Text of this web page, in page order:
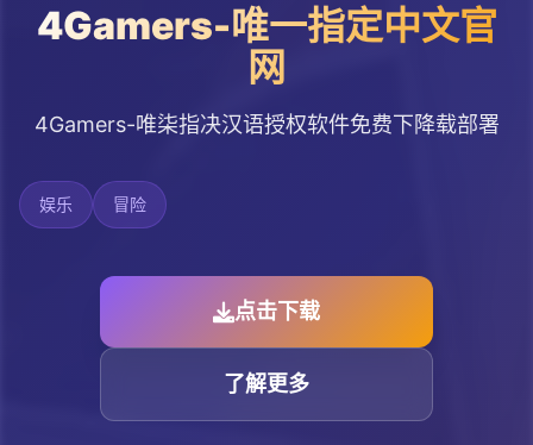
4Gamers-唯一指定中文官
网
4Gamers-唯柒指决汉语授权软件免费下降载部署
娱乐 冒险
点击下载
了解更多